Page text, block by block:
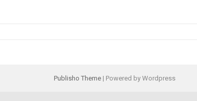
Publisho Theme| Powered by Wordpress